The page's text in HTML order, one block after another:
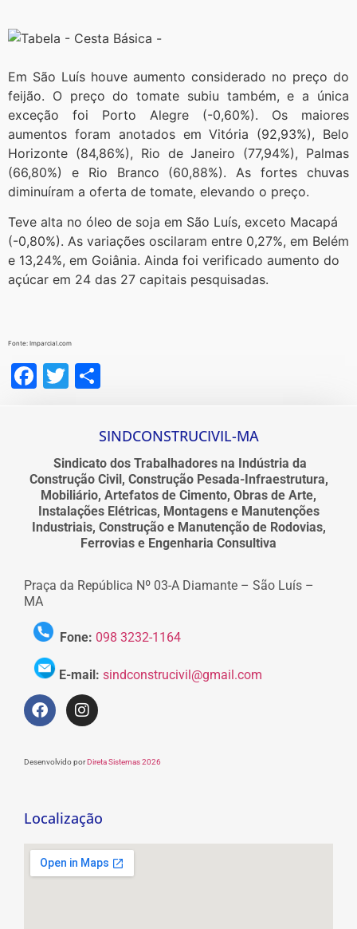
Em São Luís houve aumento considerado no preço do
feijão. O preço do tomate subiu também, e a única
exceção foi Porto Alegre (-0,60%). Os maiores
aumentos foram anotados em Vitória (92,93%), Belo
Horizonte (84,86%), Rio de Janeiro (77,94%), Palmas
(66,80%) e Rio Branco (60,88%). As fortes chuvas
diminuíram a oferta de tomate, elevando o preço.
Teve alta no óleo de soja em São Luís, exceto Macapá
(-0,80%). As variações oscilaram entre 0,27%, em Belém
e 13,24%, em Goiânia. Ainda foi verificado aumento do
açúcar em 24 das 27 capitais pesquisadas.
Fonte: Imparcial.com
Facebook
Twitter
SINDCONSTRUCIVIL-MA
Sindicato dos Trabalhadores na Indústria da
Construção Civil, Construção Pesada-Infraestrutura,
Mobiliário, Artefatos de Cimento, Obras de Arte,
Instalações Elétricas, Montagens e Manutenções
Industriais, Construção e Manutenção de Rodovias,
Ferrovias e Engenharia Consultiva
Praça da República Nº 03-A Diamante – São Luís –
MA
Fone: 098 3232-1164
E-mail: sindconstrucivil@gmail.com
Desenvolvido porDireta Sistemas 2026
Localização